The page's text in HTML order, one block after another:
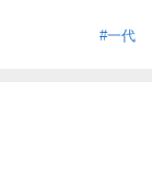
#一代